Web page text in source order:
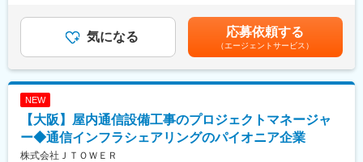
【働き方～独自の働き方改革～】
社長直轄で2015年から開始した組織風土改革“Project PRIDE”によ
・残業減少：1人あたり1日平均1時間未満に
変更の範囲：会社の定める業務
広い業務を担当いただきます。また顧客基盤拡大に向け、各種セ
ミナー登壇や勉強会の実施など多岐に渡る領域でご活躍をいただ
・プリセールス業務全般
・セミナー／勉強会での顧客基盤拡大活動
・ジョブローテーションを通じた幅広いスキル獲得
前職でのご経験・年収を十分に考慮させて頂き、給与額をご相談
させて頂きますので、ご希望は遠慮なく面接時にお伝え下さい■昇
給：年1回（4月）■賞与：年2回（6月、12月）賃金はあくまでも
目安の金額であり、選考を通じて上下する可能性があります。月
給(月額)は固定手当を含めた表記です。
気になる 応募依頼する
（エージェントサービス）
NEW
【大阪】屋内通信設備工事のプロジェクトマネージャ
ー◆通信インフラシェアリングのパイオニア企業
株式会社ＪＴＯＷＥＲ